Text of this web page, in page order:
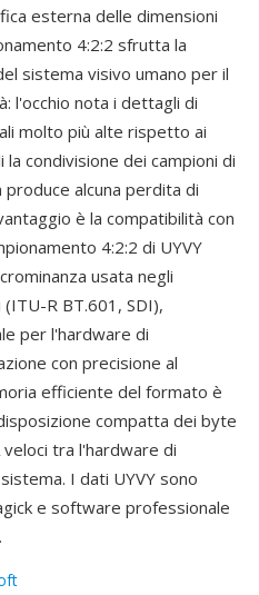
esterna delle dimensioni
4:2:2 sfrutta la
sistema visivo umano per il
l'occhio nota i dettagli di
molto più alte rispetto ai
condivisione dei campioni di
alcuna perdita di
è la compatibilità con
4:2:2 di UYVY
usata negli
R BT.601, SDI),
per l'hardware di
con precisione al
efficiente del formato è
compatta dei byte
tra l'hardware di
I dati UYVY sono
e software professionale